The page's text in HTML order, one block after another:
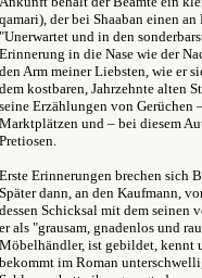
qamari), der bei Shaaban einen
"Unerwartet und in den
Erinnerung in die Nase wie der
den Arm meiner Liebsten, wie er
dem kostbaren, Jahrzehnte alten
seine Erzählungen von Gerüchen
Marktplätzen und – bei diesem
Pretiosen.
Erste Erinnerungen brechen sich
Später dann, an den Kaufmann,
dessen Schicksal mit dem seinen
er als "grausam, gnadenlos und
Möbelhändler, ist gebildet, kennt
bekommt im Roman